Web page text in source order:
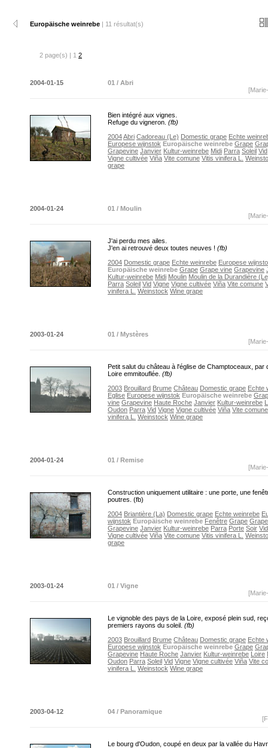
Europäische weinrebe | 11 résultat(s)
2 page(s) | 1 2
2004-01-15
01 / Abri
Bien intégré aux vignes.
Refuge du vigneron. (fb)
2004Abri Cadoreau (Le) Domestic grape Echte
Europese wijnstok Europäische weinrebe Grape
Grapevine Janvier Kultur-weinrebe Midi Parra Soleil Vid
Vigne cultivée Viña Vite comune Vitis vinifera L.
grape
2004-01-24
01 / Moulin
J'ai perdu mes ailes.
J'en ai retrouvé deux toutes neuves ! (fb)
2004 Domestic grape Echte weinrebe Europese
Europäische weinrebe Grape Grape vine Grapevine
Kultur-weinrebe Midi Moulin Moulin de la Durandière
Parra Soleil Vid Vigne Vigne cultivée Viña Vite comune
vinifera L.
Weinstock Wine grape
2003-01-24
01 / Mystères
Petit salut du château à l'église de Champtoceaux, par
Loire emmitouflée. (fb)
2003 Brouillard Brume Château Domestic grape Echte
Eglise Europese wijnstok Europäische weinrebe
vine Grapevine Haute Roche Janvier Kultur-weinrebe
Oudon Parra Vid Vigne Vigne cultivée Viña Vite comune
vinifera L.
Weinstock Wine grape
2004-01-24
01 / Remise
Construction uniquement utilitaire : une porte, une
poutres. (fb)
2004 Briantière (La) Domestic grape Echte weinrebe
wijnstok Europäische weinrebe Fenêtre Grape
Grapevine Janvier Kultur-weinrebe Parra Porte Soir Vid
Vigne cultivée Viña Vite comune Vitis vinifera L.
grape
2003-01-24
01 / Vigne
Le vignoble des pays de la Loire, exposé plein sud,
premiers rayons du soleil. (fb)
2003 Brouillard Brume Château Domestic grape Echte
Europese wijnstok Europäische weinrebe Grape
Grapevine Haute Roche Janvier Kultur-weinrebe Loire
Oudon Parra Soleil Vid Vigne Vigne cultivée Viña Vite
vinifera L.
Weinstock Wine grape
2003-04-12
04 / Panoramique
Le bourg d'Oudon, coupé en deux par la vallée du